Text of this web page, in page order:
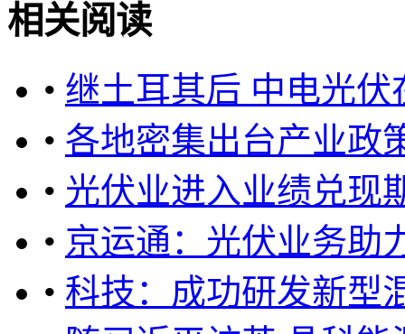
相关阅读
• 继土耳其后 中电光
• 各地密集出台产业政
• 光伏业进入业绩兑现
• 京运通：光伏业务助
• 科技：成功研发新型